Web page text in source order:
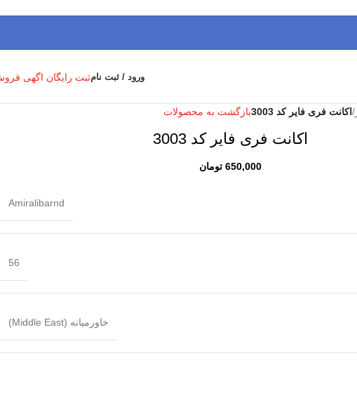
ورود / ثبت نامثبت رایگان اگهی
/اکانت فری فایر کد 3003 بازگشت به محصولات
اکانت فری فایر کد 3003
650,000 تومان
Amiralibarnd
56
خاورمیانه (Middle East)